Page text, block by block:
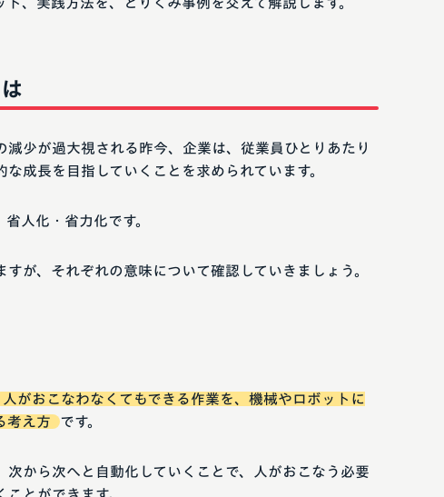
減少が過大視される昨今、企業は、従業員ひとりあたり
成長を目指していくことを求められています。
人化・省力化です。
が、それぞれの意味について確認していきましょう。
人がおこなわなくてもできる作業を、機械やロボットに
考え方
です。
次から次へと自動化していくことで、人がおこなう必要